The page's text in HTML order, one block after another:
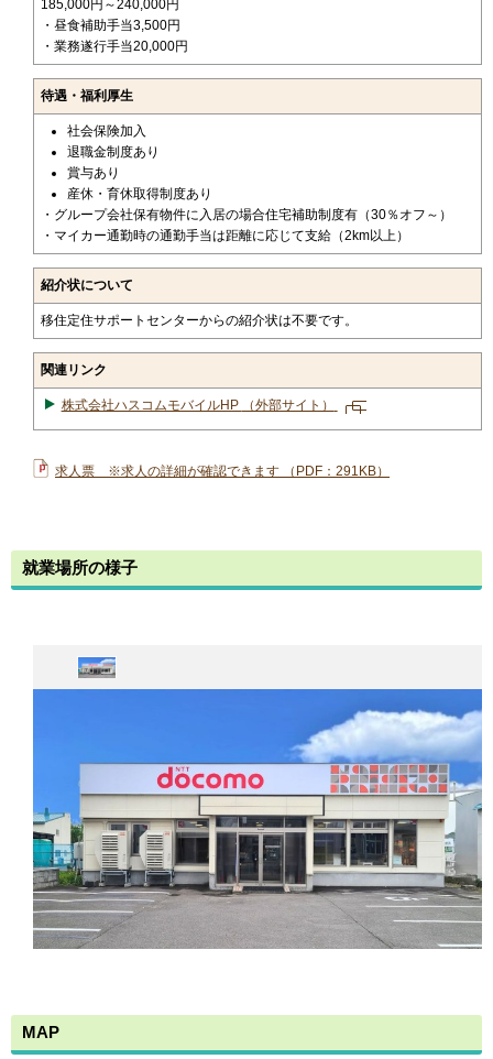
185,000円～240,000円
・昼食補助手当3,500円
・業務遂行手当20,000円
待遇・福利厚生
社会保険加入
退職金制度あり
賞与あり
産休・育休取得制度あり
・グループ会社保有物件に入居の場合住宅補助制度有（30％オフ～）
・マイカー通勤時の通勤手当は距離に応じて支給（2km以上）
紹介状について
移住定住サポートセンターからの紹介状は不要です。
関連リンク
株式会社ハスコムモバイルHP
（外部サイト）
ペ
ー
ま
求人票 ※求人の詳細が確認できます （PDF：291KB）
就業場所の様子
MAP